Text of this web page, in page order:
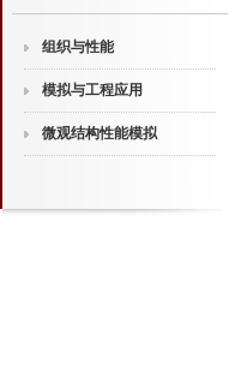
组织与性能
模拟与工程应用
微观结构性能模拟